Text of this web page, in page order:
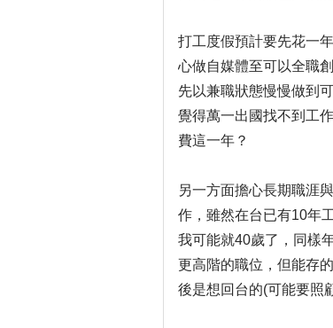
打工度假預計要先花一
心做自媒體至可以全職
先以兼職狀態慢慢做到
覺得萬一出國找不到工
費這一年？
另一方面擔心長期職涯
作，雖然在台已有10年
我可能就40歲了，同樣
更高階的職位，但能存
後是想回台的(可能要照